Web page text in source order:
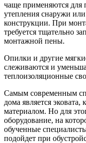
чаще применяются для
утепления снаружи
конструкции. При
требуется тщательно
монтажной пены.
Опилки и другие
слеживаются и
теплоизоляционные
Самым современным
дома является
материалом. Но для
оборудование, на
обученные
подойдет при